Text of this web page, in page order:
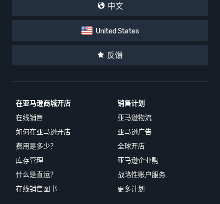
中文
United States
反馈
在亚马逊商城开店
在线销售
如何在亚马逊开店
费用是多少？
库存管理
什么是直运？
在线销售图书
销售计划
亚马逊物流
亚马逊广告
全球开店
亚马逊企业购
战略性账户服务
更多计划